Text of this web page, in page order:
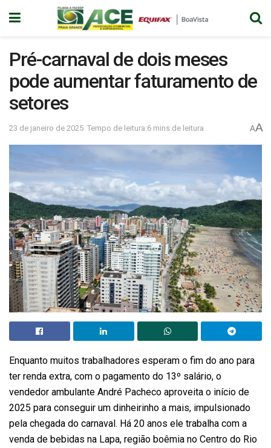
Pré-carnaval de dois meses
pode aumentar faturamento de
setores
23 de janeiro de 2025 Tempo de leitura:6 mins de leitura AA
Enquanto muitos trabalhadores esperam o fim do ano para
ter renda extra, com o pagamento do 13º salário, o
vendedor ambulante André Pacheco aproveita o início de
2025 para conseguir um dinheirinho a mais, impulsionado
pela chegada do carnaval. Há 20 anos ele trabalha com a
venda de bebidas na Lapa, região boêmia no Centro do Rio